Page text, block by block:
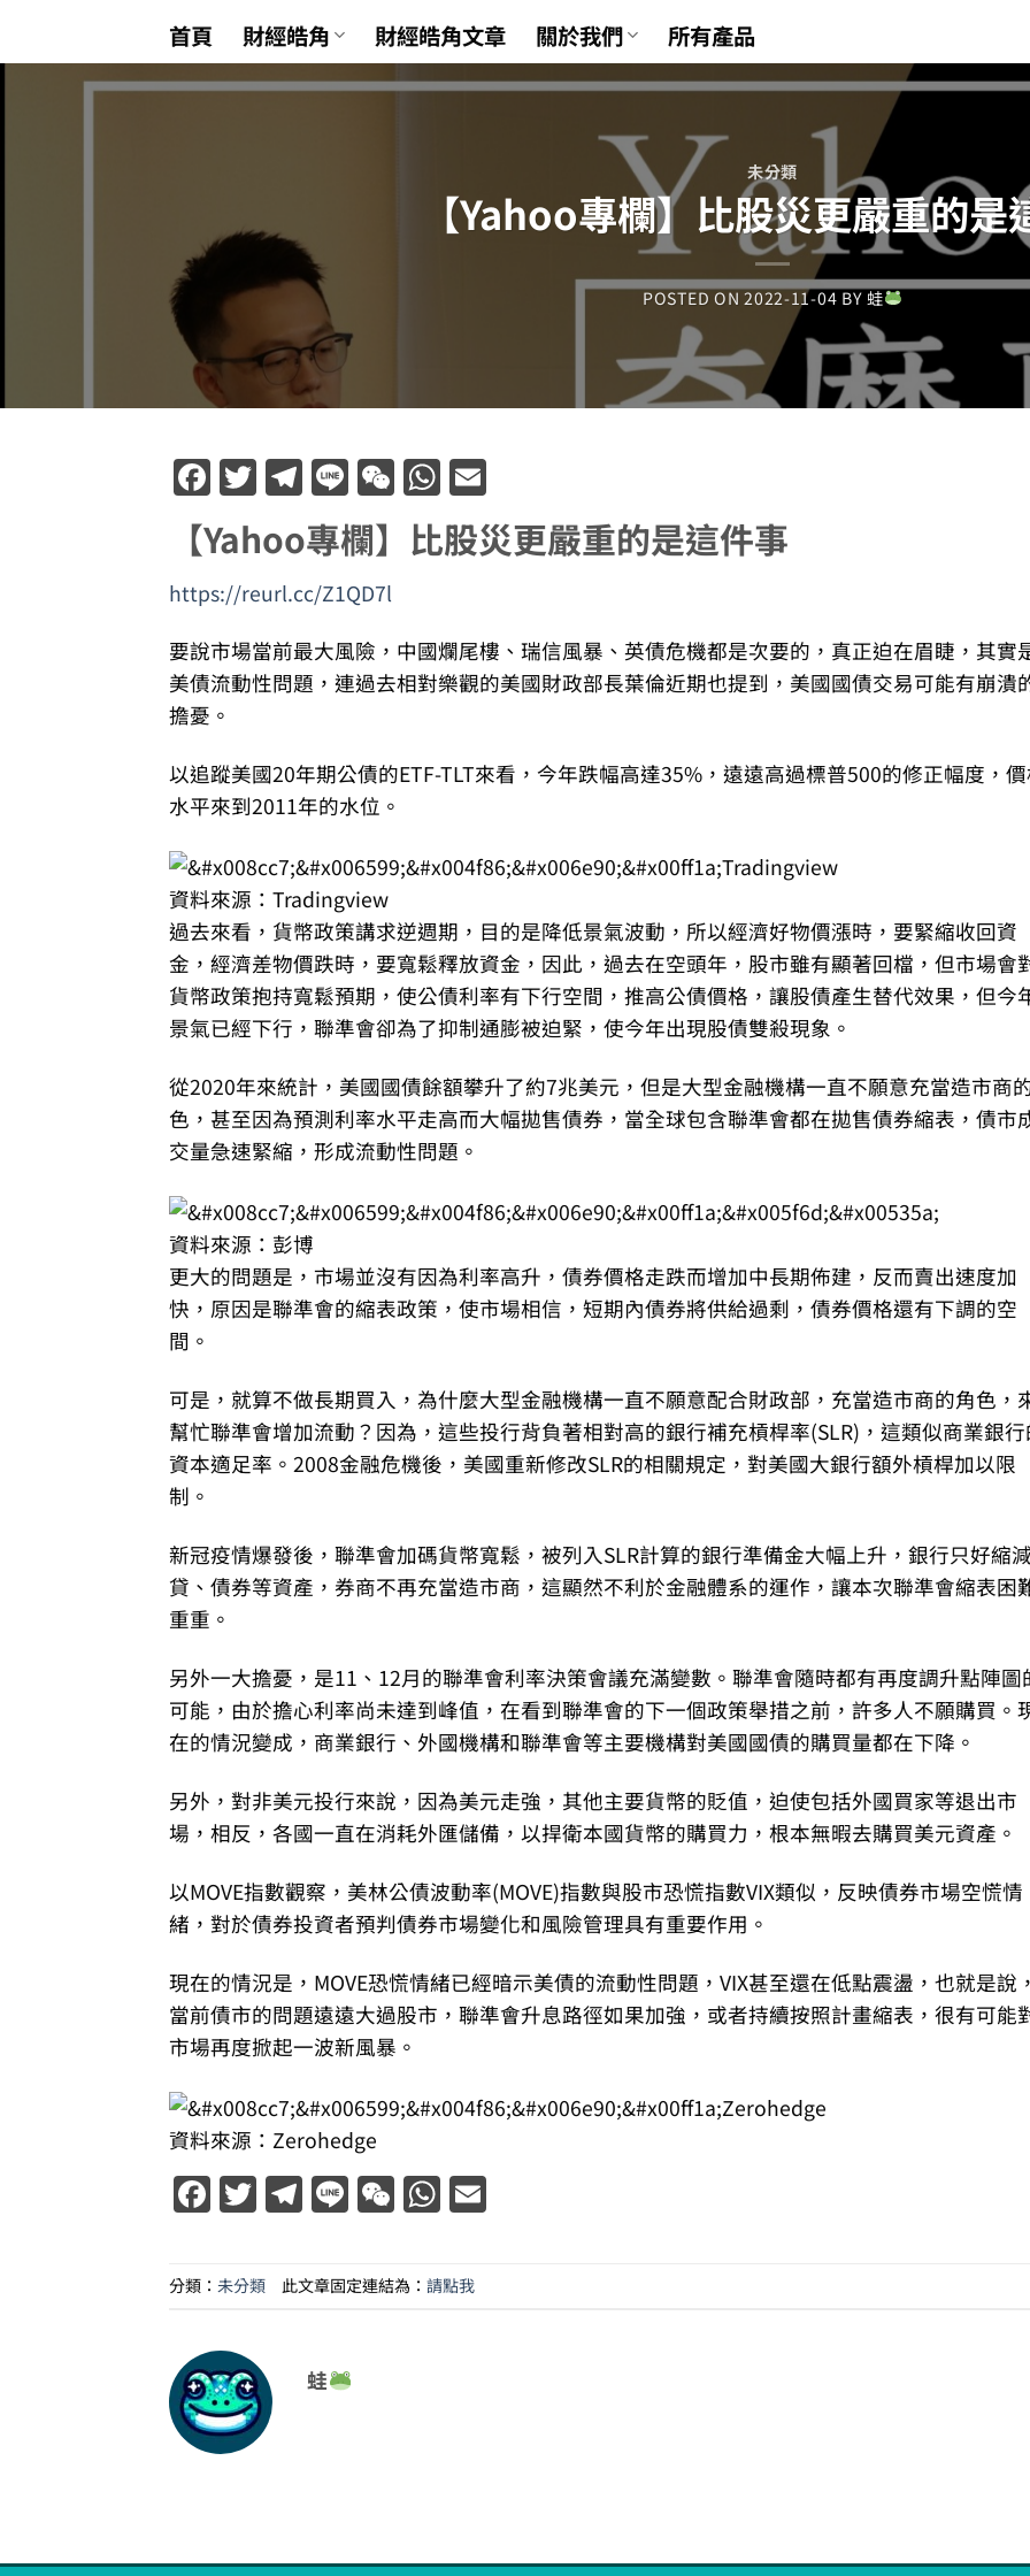
首頁 財經皓角 財經皓角文章 關於我們 所有產品
未分類
【Yahoo專欄】比股災更嚴重的是
POSTED ON2022-11-04BY蛙
Facebook
Twitter
Telegram
LineWeChatWhatsApp
【Yahoo專欄】比股災更嚴重的是這件事
https://reurl.cc/Z1QD7l
要說市場當前最大風險，中國爛尾樓、瑞信風暴、英債危機都是次要的，真正迫在眉睫，其實
美債流動性問題，連過去相對樂觀的美國財政部長葉倫近期也提到，美國國債交易可能有崩潰
擔憂。
以追蹤美國20年期公債的ETF-TLT來看，今年跌幅高達35%，遠遠高過標普500的修正幅度，
水平來到2011年的水位。
資料來源：Tradingview
過去來看，貨幣政策講求逆週期，目的是降低景氣波動，所以經濟好物價漲時，要緊縮收回資
金，經濟差物價跌時，要寬鬆釋放資金，因此，過去在空頭年，股市雖有顯著回檔，但市場會
貨幣政策抱持寬鬆預期，使公債利率有下行空間，推高公債價格，讓股債產生替代效果，但今
景氣已經下行，聯準會卻為了抑制通膨被迫緊，使今年出現股債雙殺現象。
從2020年來統計，美國國債餘額攀升了約7兆美元，但是大型金融機構一直不願意充當造市商
色，甚至因為預測利率水平走高而大幅拋售債券，當全球包含聯準會都在拋售債券縮表，債市
交量急速緊縮，形成流動性問題。
資料來源：彭博
更大的問題是，市場並沒有因為利率高升，債券價格走跌而增加中長期佈建，反而賣出速度加
快，原因是聯準會的縮表政策，使市場相信，短期內債券將供給過剩，債券價格還有下調的空
間。
可是，就算不做長期買入，為什麼大型金融機構一直不願意配合財政部，充當造市商的角色，
幫忙聯準會增加流動？因為，這些投行背負著相對高的銀行補充槓桿率(SLR)，這類似商業銀行
資本適足率。2008金融危機後，美國重新修改SLR的相關規定，對美國大銀行額外槓桿加以限
制。
新冠疫情爆發後，聯準會加碼貨幣寬鬆，被列入SLR計算的銀行準備金大幅上升，銀行只好縮
貸、債券等資產，券商不再充當造市商，這顯然不利於金融體系的運作，讓本次聯準會縮表困
重重。
另外一大擔憂，是11、12月的聯準會利率決策會議充滿變數。聯準會隨時都有再度調升點陣圖
可能，由於擔心利率尚未達到峰值，在看到聯準會的下一個政策舉措之前，許多人不願購買。
在的情況變成，商業銀行、外國機構和聯準會等主要機構對美國國債的購買量都在下降。
另外，對非美元投行來說，因為美元走強，其他主要貨幣的貶值，迫使包括外國買家等退出市
場，相反，各國一直在消耗外匯儲備，以捍衛本國貨幣的購買力，根本無暇去購買美元資產。
以MOVE指數觀察，美林公債波動率(MOVE)指數與股市恐慌指數VIX類似，反映債券市場空慌情
緒，對於債券投資者預判債券市場變化和風險管理具有重要作用。
現在的情況是，MOVE恐慌情緒已經暗示美債的流動性問題，VIX甚至還在低點震盪，也就是說，
當前債市的問題遠遠大過股市，聯準會升息路徑如果加強，或者持續按照計畫縮表，很有可能
市場再度掀起一波新風暴。
資料來源：Zerohedge
Facebook
Twitter
Telegram
LineWeChatWhatsApp
分類： 未分類 此文章固定連結為： 請點我
蛙